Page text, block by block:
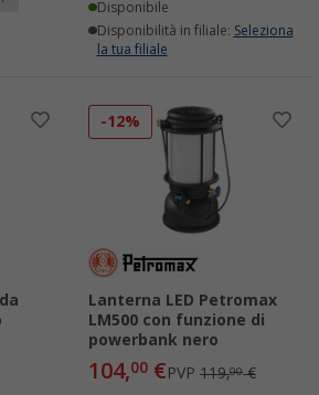
Disponibile
Disponibilità in filiale: Seleziona
la tua filiale
-12%
Lanterna LED Petromax
LM500 con funzione di
powerbank nero
104,00 €PVP 119,00€